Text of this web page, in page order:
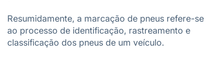
Resumidamente, a marcação de pneus refere-se
ao processo de identificação, rastreamento e
classificação dos pneus de um veículo.